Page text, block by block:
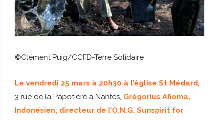
©Clément Puig/CCFD-Terre Solidaire
Le vendredi 25 mars à 20h30 à l’église St Médard,
3 rue de la Papotière à Nantes, Grégorius Afioma,
Indonésien, directeur de l’O.N.G. Sunspirit for